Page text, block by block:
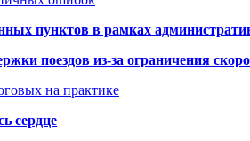
пунктов в рамках
поездов из-за ограничения
на практике
сердце